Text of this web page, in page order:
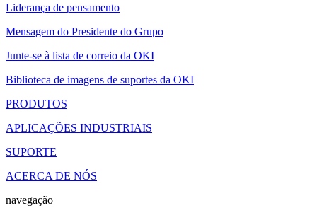
Liderança de pensamento
Mensagem do Presidente do Grupo
Junte-se à lista de correio da OKI
Biblioteca de imagens de suportes da OKI
PRODUTOS
APLICAÇÕES INDUSTRIAIS
SUPORTE
ACERCA DE NÓS
navegação